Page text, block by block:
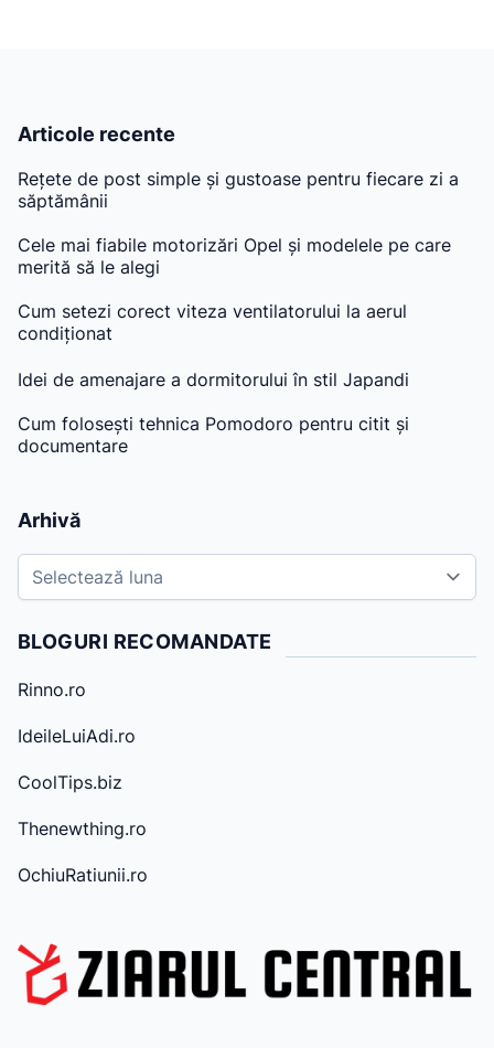
Articole recente
Rețete de post simple și gustoase pentru fiecare zi a
săptămânii
Cele mai fiabile motorizări Opel și modelele pe care
merită să le alegi
Cum setezi corect viteza ventilatorului la aerul
condiționat
Idei de amenajare a dormitorului în stil Japandi
Cum folosești tehnica Pomodoro pentru citit și
documentare
Arhivă
r
i
v
BLOGURI RECOMANDATE
Rinno.ro
IdeileLuiAdi.ro
CoolTips.biz
Thenewthing.ro
OchiuRatiunii.ro